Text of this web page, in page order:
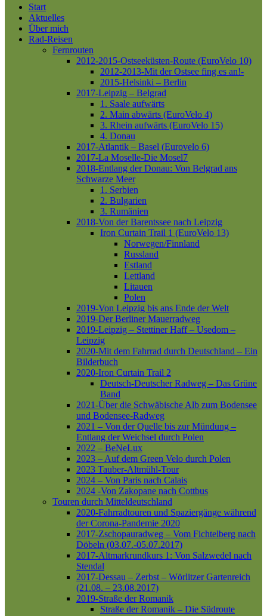
Close
Menu
Start
Aktuelles
Über mich
Rad-Reisen
Fernrouten
2012-2015-Ostseeküsten-Route (EuroVelo 10)
2012-2013-Mit der Ostsee fing es an!-
2015-Helsinki – Berlin
2017-Leipzig – Belgrad
1. Saale aufwärts
2. Main abwärts (EuroVelo 4)
3. Rhein aufwärts (EuroVelo 15)
4. Donau
2017-Atlantik – Basel (Eurovelo 6)
2017-La Moselle-Die Mosel7
2018-Entlang der Donau: Von Belgrad ans
Schwarze Meer
1. Serbien
2. Bulgarien
3. Rumänien
2018-Von der Barentssee nach Leipzig
Iron Curtain Trail 1 (EuroVelo 13)
Norwegen/Finnland
Russland
Estland
Lettland
Litauen
Polen
2019-Von Leipzig bis ans Ende der Welt
2019-Der Berliner Mauerradweg
2019-Leipzig – Stettiner Haff – Usedom –
Leipzig
2020-Mit dem Fahrrad durch Deutschland – Ein
Bilderbuch
2020-Iron Curtain Trail 2
Deutsch-Deutscher Radweg – Das Grüne
Band
2021-Über die Schwäbische Alb zum Bodensee
und Bodensee-Radweg
2021 – Von der Quelle bis zur Mündung –
Entlang der Weichsel durch Polen
2022 – BeNeLux
2023 – Auf dem Green Velo durch Polen
2023 Tauber-Altmühl-Tour
2024 – Von Paris nach Calais
2024 -Von Zakopane nach Cottbus
Touren durch Mitteldeutschland
2020-Fahrradtouren und Spaziergänge während
der Corona-Pandemie 2020
2017-Zschopauradweg – Vom Fichtelberg nach
Döbeln (03.07.-05.07.2017)
2017-Altmarkrundkurs 1: Von Salzwedel nach
Stendal
2017-Dessau – Zerbst – Wörlitzer Gartenreich
(21.08. – 23.08.2017)
2019-Straße der Romanik
Straße der Romanik – Die Südroute